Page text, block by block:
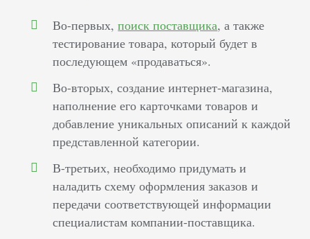
Во-первых,поиск поставщика, а также
тестирование товара, который будет в
последующем «продаваться».
Во-вторых, создание интернет-магазина,
наполнение его карточками товаров и
добавление уникальных описаний к каждой
представленной категории.
В-третьих, необходимо придумать и
наладить схему оформления заказов и
передачи соответствующей информации
специалистам компании-поставщика.